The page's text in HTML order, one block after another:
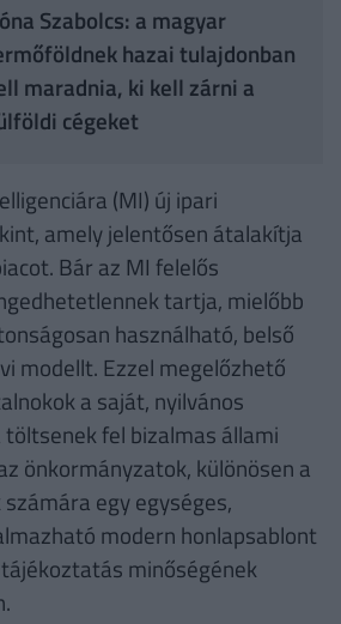
Szabolcs: a magyar
hazai tulajdonban
maradnia, ki kell zárni a
cégeket
(MI) új ipari
amely jelentősen átalakítja
Bár az MI felelős
tartja, mielőbb
használható, belső
modellt. Ezzel megelőzhető
a saját, nyilvános
töltsenek fel bizalmas állami
önkormányzatok, különösen a
egy egységes,
modern honlapsablont
minőségének